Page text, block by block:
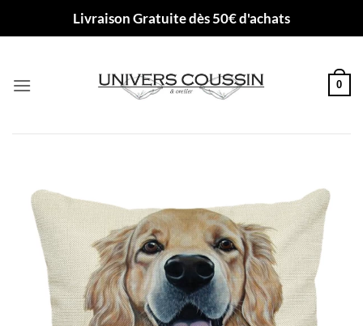
Livraison Gratuite dès 50€ d'achats
0